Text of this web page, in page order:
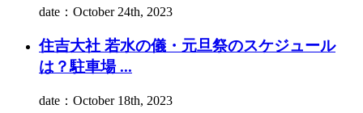
date：October 24th, 2023
住吉大社 若水の儀・元旦祭のスケジュール
は？駐車場 ...
date：October 18th, 2023